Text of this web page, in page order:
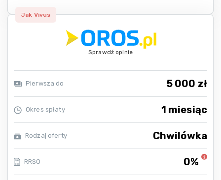
Jak Vivus
Sprawdź opinie
Pierwsza do 5 000 zł
Okres spłaty 1 miesiąc
Rodzaj oferty Chwilówka
RRSO 0%